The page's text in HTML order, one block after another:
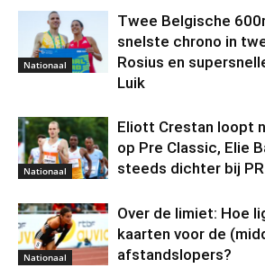
Nationaal
Twee Belgische
snelste chrono in
Rosius en
Luik
Nationaal
Eliott Crestan loopt
op Pre Classic, Elie
steeds dichter bij PR
Nationaal
Over de limiet: Hoe
kaarten voor de
afstandslopers?